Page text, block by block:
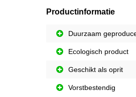
Productinformatie
Duurzaam
Ecologisch product
Geschikt als oprit
Vorstbestendig